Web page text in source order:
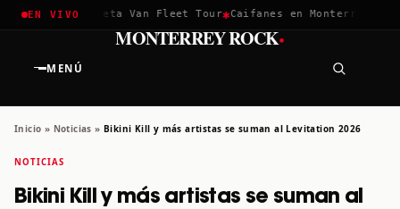
EN VIVO
2026 ✱Greta Van Fleet Tour✱Caifanes en Monterrey · 12
MENÚ
MONTERREY ROCK·
Inicio » Noticias » Bikini Kill y más artistas se suman al Levitation 2026
NOTICIAS
Bikini Kill y más artistas se suman al